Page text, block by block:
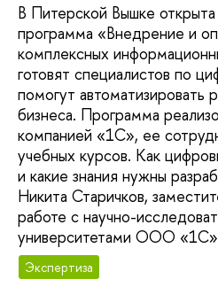
В Питерской Вышке открыта
программа «Внедрение и
комплексных
готовят специалистов по
помогут автоматизировать
бизнеса. Программа
компанией «1С», ее
учебных курсов. Как
и какие знания нужны
Никита Старичков,
работе с научно-
университетами ООО
Экспертиза